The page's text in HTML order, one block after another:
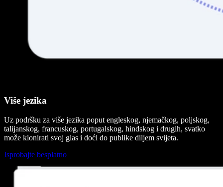
Više jezika
Uz podršku za više jezika poput engleskog, njemačkog, poljskog,
talijanskog, francuskog, portugalskog, hindskog i drugih, svatko
može klonirati svoj glas i doći do publike diljem svijeta.
Isprobajte besplatno